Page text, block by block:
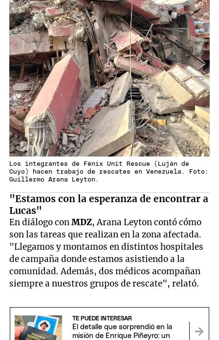
Los integrantes de Fénix Unit Rescue (Luján de
Cuyo) hacen trabajo de rescates en Venezuela. Foto:
Guillermo Arana Leyton.
"Estamos con la esperanza de encontrar a
Lucas"
En diálogo conMDZ, Arana Leyton contó cómo
son las tareas que realizan en la zona afectada.
"Llegamos y montamos en distintos hospitales
de campaña donde estamos asistiendo a la
comunidad. Además, dos médicos acompañan
siempre a nuestros grupos de rescate", relató.
TE PUEDE INTERESAR
El detalle que sorprendió en la
misión de Enrique Piñeyro: un